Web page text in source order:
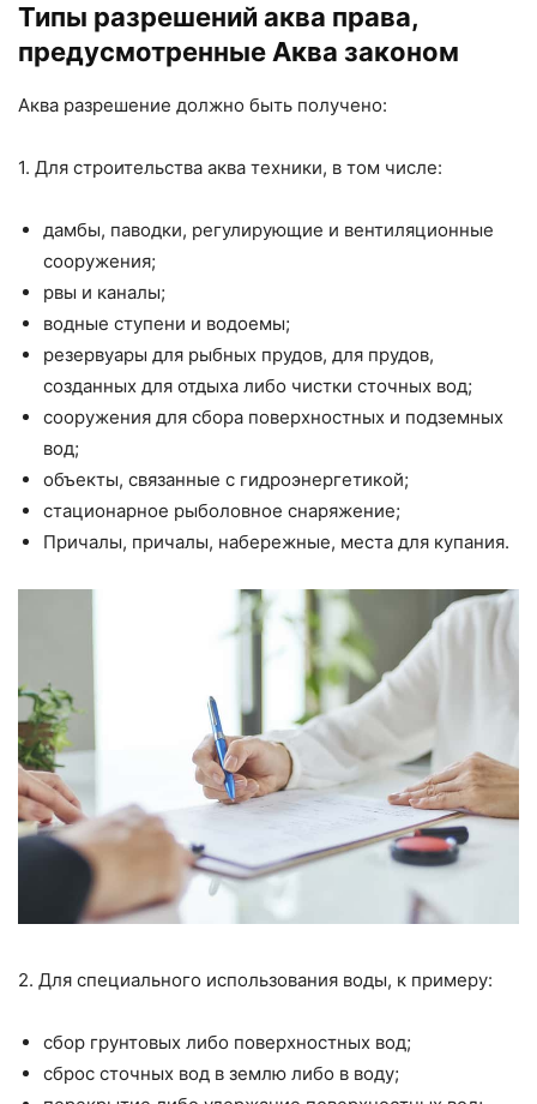
Типы разрешений аква права,
предусмотренные Аква законом
Аква разрешение должно быть получено:
1. Для строительства аква техники, в том числе:
дамбы, паводки, регулирующие и вентиляционные
сооружения;
рвы и каналы;
водные ступени и водоемы;
резервуары для рыбных прудов, для прудов,
созданных для отдыха либо чистки сточных вод;
сооружения для сбора поверхностных и подземных
вод;
объекты, связанные с гидроэнергетикой;
стационарное рыболовное снаряжение;
Причалы, причалы, набережные, места для купания.
2. Для специального использования воды, к примеру:
сбор грунтовых либо поверхностных вод;
сброс сточных вод в землю либо в воду;